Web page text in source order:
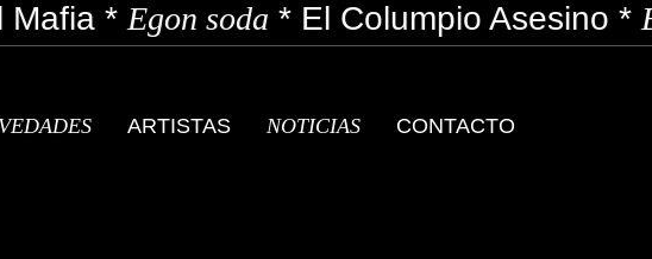
*Egon soda*El Columpio Asesino*
ARTISTAS NOTICIAS CONTACTO